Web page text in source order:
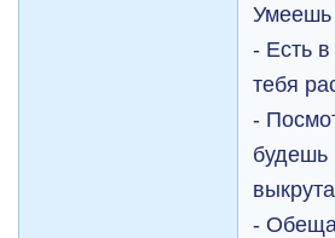
Умеешь
- Есть
тебя
-
будешь
-